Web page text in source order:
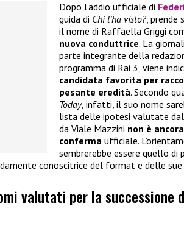
Dopo l’addio ufficiale di
guida di Chi l’ha visto?, prende
il nome di Raffaella Griggi
nuova conduttrice. La
parte integrante della
programma di Rai 3, viene
candidata favorita per
pesante eredità. Secondo
Today, infatti, il suo nome
lista delle ipotesi valutate
da Viale Mazzini non è
conferma ufficiale.
sembrerebbe essere quello di
conoscitrice del format e delle sue
valutati per la successione